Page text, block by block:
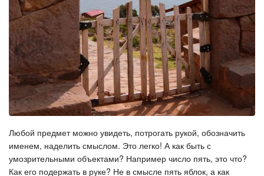
Любой предмет можно увидеть, потрогать рукой, обозначить
именем, наделить смыслом. Это легко! А как быть с
умозрительными объектами? Например число пять, это что?
Как его подержать в руке? Не в смысле пять яблок, а как